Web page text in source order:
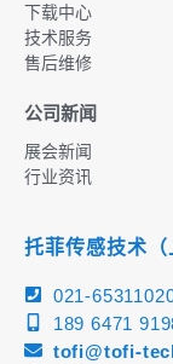
下载中心
技术服务
售后维修
公司新闻
展会新闻
行业资讯
托菲传感技术（
021-
189 6471
tofi@tofi-